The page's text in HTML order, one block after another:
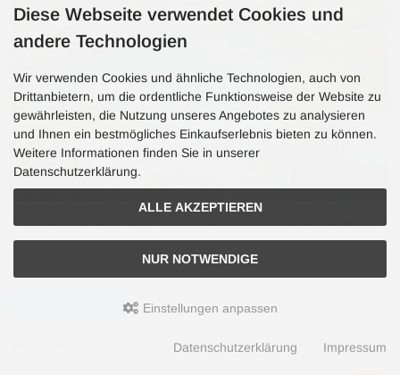
Ein gesunder, klarer Teich – das Ergebnis richtiger Fütterung und Pflege
Diese Webseite verwendet Cookies und
andere Technologien
Wir verwenden Cookies und ähnliche Technologien, auch von
Drittanbietern, um die ordentliche Funktionsweise der Website zu
gewährleisten, die Nutzung unseres Angebotes zu analysieren
und Ihnen ein bestmögliches Einkaufserlebnis bieten zu können.
Weitere Informationen finden Sie in unserer
Datenschutzerklärung.
ALLE AKZEPTIEREN
NUR NOTWENDIGE
Einstellungen anpassen
Datenschutzerklärung Impressum